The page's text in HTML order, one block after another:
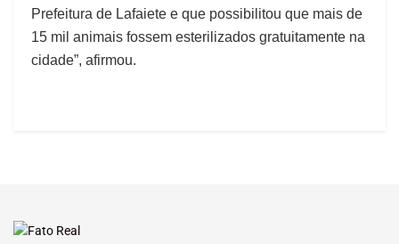
Prefeitura de Lafaiete e que possibilitou que mais de
15 mil animais fossem esterilizados gratuitamente na
cidade”, afirmou.